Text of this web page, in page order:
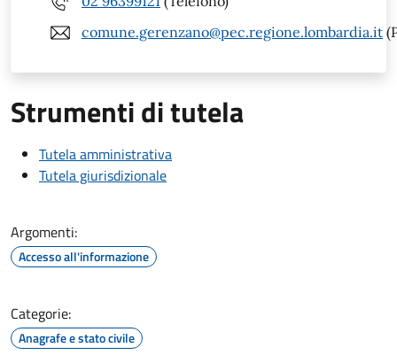
comune.gerenzano@pec.regione.lombardia.it
Strumenti di tutela
Tutela amministrativa
Tutela giurisdizionale
Argomenti:
Accesso all'informazione
Categorie:
Anagrafe e stato civile